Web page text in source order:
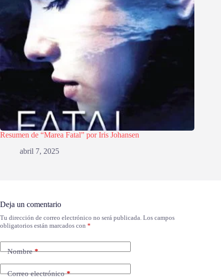
Resumen de “Marea Fatal” por Iris Johansen
abril 7, 2025
Deja un comentario
Tu dirección de correo electrónico no será publicada. Los campos
obligatorios están marcados con *
Nombre*
Correo electrónico*